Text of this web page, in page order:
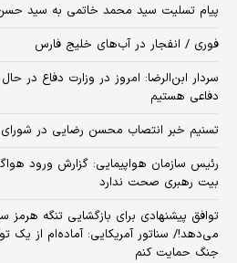
پیام تسلیت سید محمد خاتمی به سید
فوری / انفجار در آب‌های خلیج فارس
سردار ابن‌الرضا: امروز در وزارت دفاع در
دفاعی هستیم
تسنیم خبر انتصاب محسن رضایی در
بیت رهبری صحت ندارد
می‌دهد!/ سناتور آمریکایی: آماده‌ام از یک
جنگ حمایت کنم